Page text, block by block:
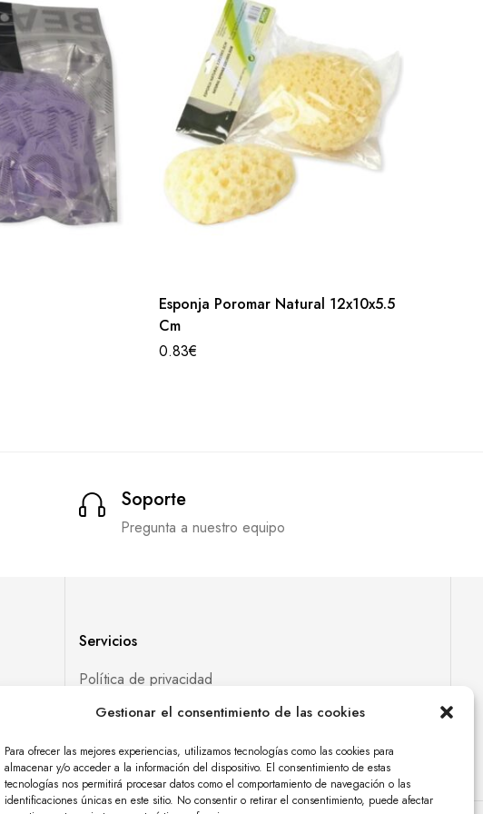
Gestionar el consentimiento de las cookies
Para ofrecer las mejores experiencias, utilizamos tecnologías como las cookies para
almacenar y/o acceder a la información del dispositivo. El consentimiento de estas
tecnologías nos permitirá procesar datos como el comportamiento de navegación o las
identificaciones únicas en este sitio. No consentir o retirar el consentimiento, puede afectar
Esponja Poromar Natural 12x10x5.5
Cm
0.83€
Soporte
Pregunta a nuestro equipo
Servicios
Política de privacidad
Política de cookies